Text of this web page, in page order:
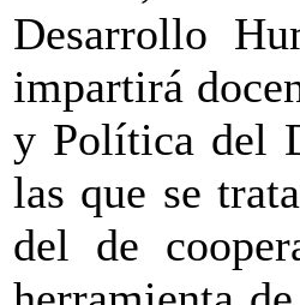
Desarrollo
impartirá
y Política del
las que se
del de